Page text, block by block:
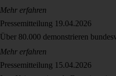
Mehr erfahren
Pressemitteilung 19.04.2026
Über 80.000 demonstrieren
Mehr erfahren
Pressemitteilung 15.04.2026